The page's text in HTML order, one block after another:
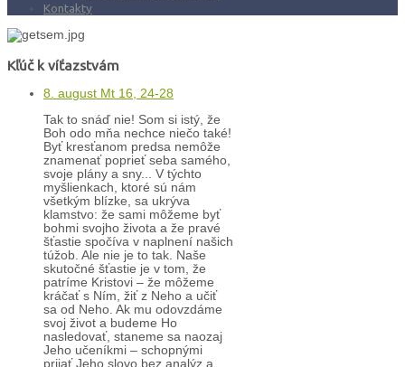
Kontakty
Kľúč k víťazstvám
8. august Mt 16, 24-28
Tak to snáď nie! Som si istý, že
Boh odo mňa nechce niečo také!
Byť kresťanom predsa nemôže
znamenať poprieť seba samého,
svoje plány a sny... V týchto
myšlienkach, ktoré sú nám
všetkým blízke, sa ukrýva
klamstvo: že sami môžeme byť
bohmi svojho života a že pravé
šťastie spočíva v naplnení našich
túžob. Ale nie je to tak. Naše
skutočné šťastie je v tom, že
patríme Kristovi – že môžeme
kráčať s Ním, žiť z Neho a učiť
sa od Neho. Ak mu odovzdáme
svoj život a budeme Ho
nasledovať, staneme sa naozaj
Jeho učeníkmi – schopnými
prijať Jeho slovo bez analýz a